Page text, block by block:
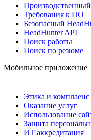
Требования к ПО
Безопасный
HeadHunter API
Поиск работы
Поиск по резюме
Мобильное приложение
Этика и комплаенс
Оказание услуг
Использование
Защита
ИТ аккредитация